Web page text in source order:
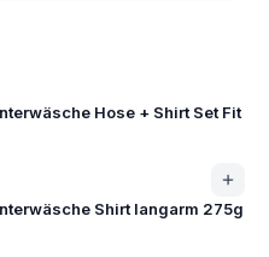
Hose + Shirt Set Fit
Shirt langarm 275g